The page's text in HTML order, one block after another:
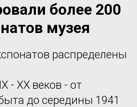
более 200
музея
распределены
- XX веков - от
до середины 1941